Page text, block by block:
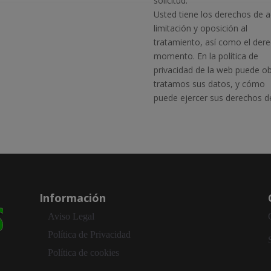
Usted tiene los derechos de
limitación y oposición al
tratamiento, así como el
momento. En la política de
privacidad de la web puede
tratamos sus datos, y cómo
puede ejercer sus derechos
Información
Aviso Legal
Política de Privacidad
Política de cookies